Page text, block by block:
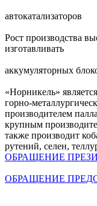
автокатализаторов
Рост производства
изготавливать
аккумуляторных
«Норникель»
горно-
производителем
крупным
также производит
рутений, селен,
ОБРАЩЕНИЕ
ОБРАЩЕНИЕ